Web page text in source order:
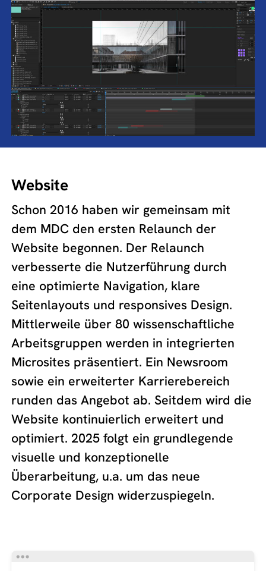
Website
Schon 2016 haben wir gemeinsam mit
dem MDC den ersten Relaunch der
Website begonnen. Der Relaunch
verbesserte die Nutzerführung durch
eine optimierte Navigation, klare
Seitenlayouts und responsives Design.
Mittlerweile über 80 wissenschaftliche
Arbeitsgruppen werden in integrierten
Microsites präsentiert. Ein Newsroom
sowie ein erweiterter Karrierebereich
runden das Angebot ab. Seitdem wird die
Website kontinuierlich erweitert und
optimiert. 2025 folgt ein grundlegende
visuelle und konzeptionelle
Überarbeitung, u.a. um das neue
Corporate Design widerzuspiegeln.